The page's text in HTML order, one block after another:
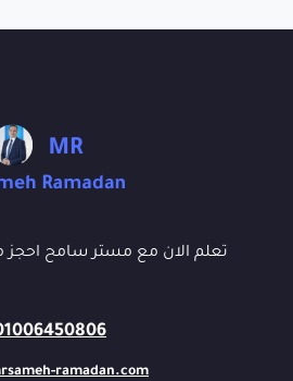
تعلم الان مع مستر سامح احجز
ramadan.com